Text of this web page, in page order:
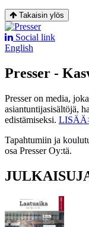
Takaisin ylös
Social link
English
Presser -
Presser on media,
asiantuntijasisältöjä,
edistämiseksi.
Tapahtumiin ja
osa Presser Oy:tä.